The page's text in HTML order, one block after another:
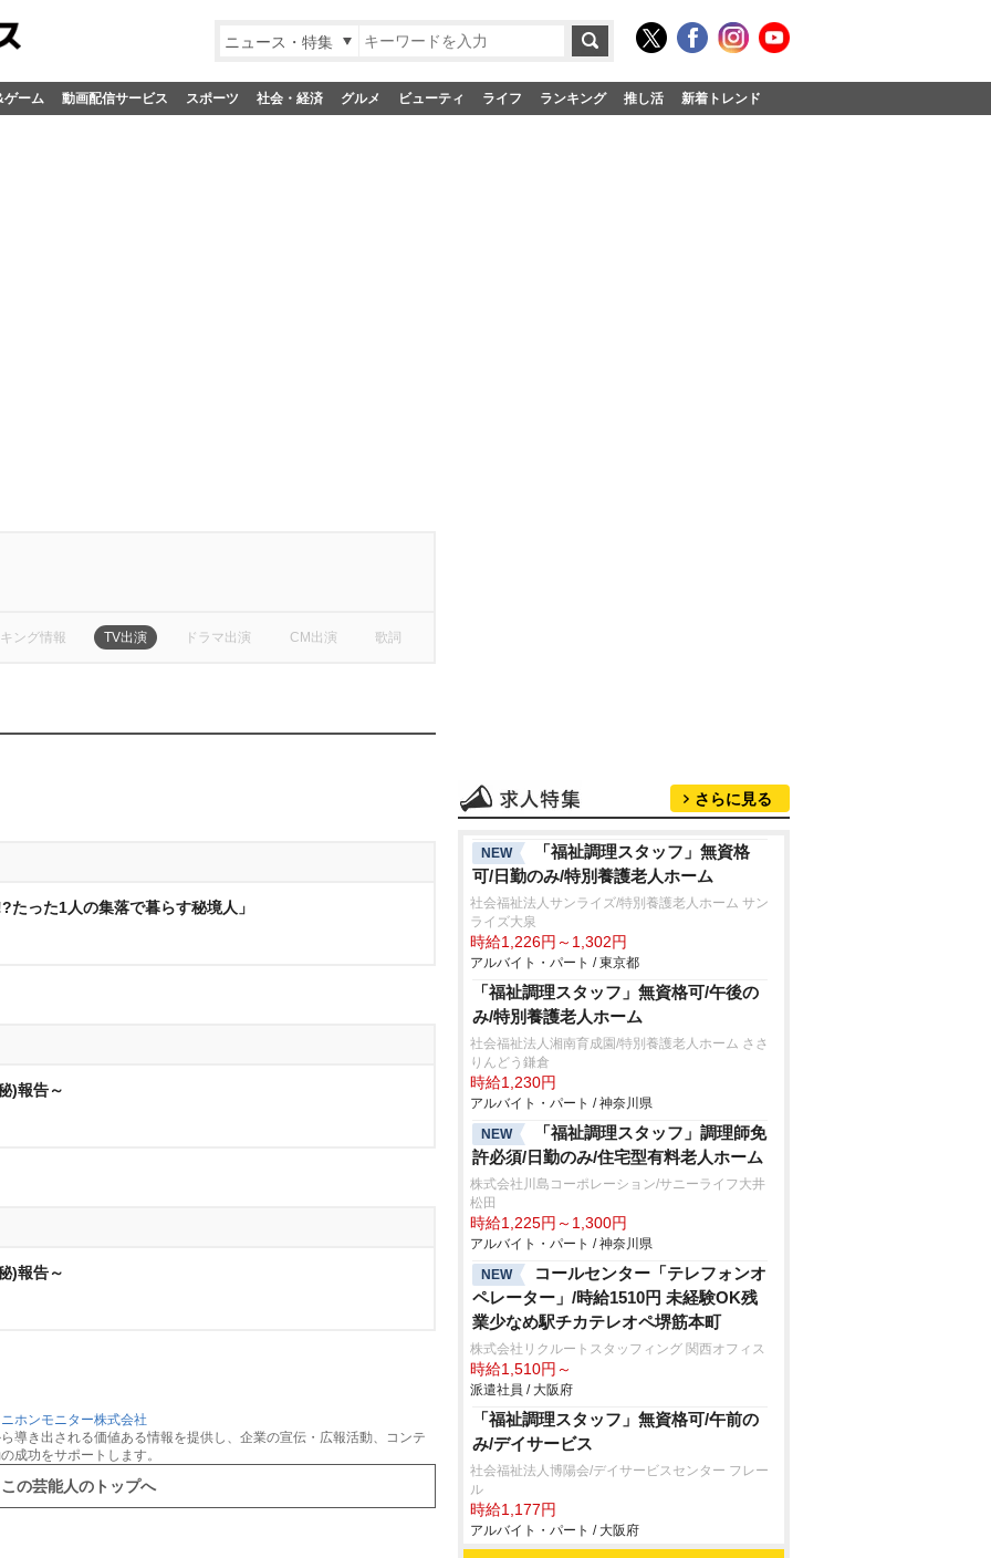
ニュース・特集
ゲーム 動画配信サービス スポーツ 社会・経済 グルメ ビューティ ライフ ランキング 推し活 新着トレンド
ング情報 TV出演 ドラマ出演 CM出演 歌詞
った1人の集落で暮らす秘境人」
)報告～
)報告～
ニホンモニター株式会社
導き出される価値ある情報を提供し、企業の宣伝・広報活動、コンテ
成功をサポートします。
この芸能人のトップへ
さらに見る
NEW
「福祉調理スタッフ」無資格
可/日勤のみ/特別養護老人ホーム
社会福祉法人サンライズ/特別養護老人ホーム サン
ライズ大泉
時給1,226円～1,302円
アルバイト・パート / 東京都
「福祉調理スタッフ」無資格可/午後の
み/特別養護老人ホーム
社会福祉法人湘南育成園/特別養護老人ホーム ささ
りんどう鎌倉
時給1,230円
アルバイト・パート / 神奈川県
NEW
「福祉調理スタッフ」調理師免
許必須/日勤のみ/住宅型有料老人ホーム
株式会社川島コーポレーション/サニーライフ大井
松田
時給1,225円～1,300円
アルバイト・パート / 神奈川県
NEW
コールセンター「テレフォンオ
ペレーター」/時給1510円 未経験OK残
業少なめ駅チカテレオペ堺筋本町
株式会社リクルートスタッフィング 関西オフィス
時給1,510円～
派遣社員 / 大阪府
「福祉調理スタッフ」無資格可/午前の
み/デイサービス
社会福祉法人博陽会/デイサービスセンター フレー
ル
時給1,177円
アルバイト・パート / 大阪府